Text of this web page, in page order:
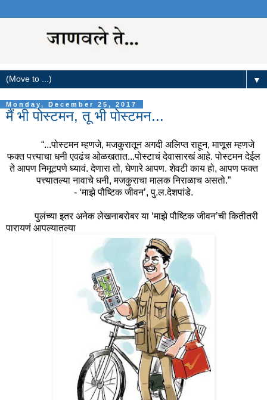
▼
Monday, December 25, 2017
मैं भी पोस्टमन, तू भी पोस्टमन...
“...पोस्टमन म्हणजे, मजकुरातून अगदी अलिप्त राहून, माणूस म्हणजे
फक्त पत्त्याचा धनी एवढंच ओळखतात...पोस्टाचं देवासारखं आहे. पोस्टमन देईल
ते आपण निमूटपणे घ्यावं. देणारा तो, घेणारे आपण. शेवटी काय हो, आपण फक्त
पत्त्यातल्या नावाचे धनी, मजकुराचा मालक निराळाच असतो.”
- ‘माझे पौष्टिक जीवन’, पु.ल.देशपांडे.
पुलंच्या इतर अनेक लेखनाबरोबर या ‘माझे पौष्टिक जीवन’ची कितीतरी
पारायणं आपल्यातल्या